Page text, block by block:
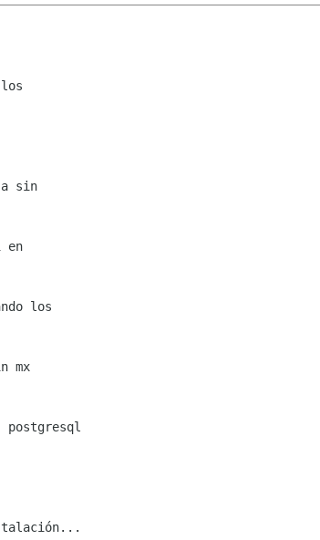
sin
en
los
mx
postgresql